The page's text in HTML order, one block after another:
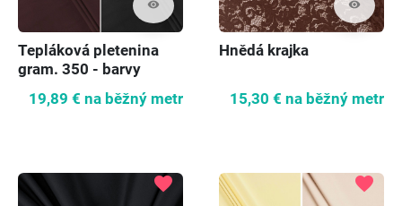
visibility
Tepláková pletenina
gram. 350 - barvy
19,89 € na běžný metr
visibility
Hnědá krajka
15,30 € na běžný metr
favorite favorite